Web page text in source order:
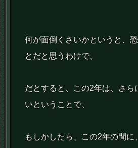
何が面倒くさいかというと、
とだと思うわけで、
だとすると、この2年は、さら
いということで、
もしかしたら、この2年の間に